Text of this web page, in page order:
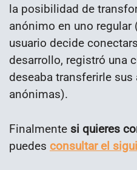
la posibilidad de
anónimo en uno regular
usuario decide
desarrollo, registró una
deseaba transferirle
anónimas).
Finalmente si quieres
puedes consultar el